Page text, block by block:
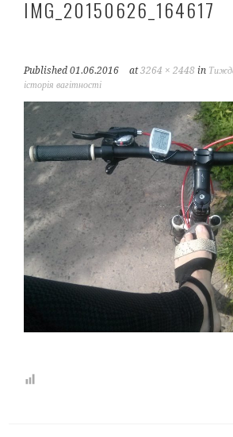
IMG_20150626_164617
Published01.06.2016 at3264 × 2448 in
історія вагітності